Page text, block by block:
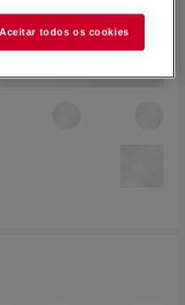
Aceitar todos os cookies